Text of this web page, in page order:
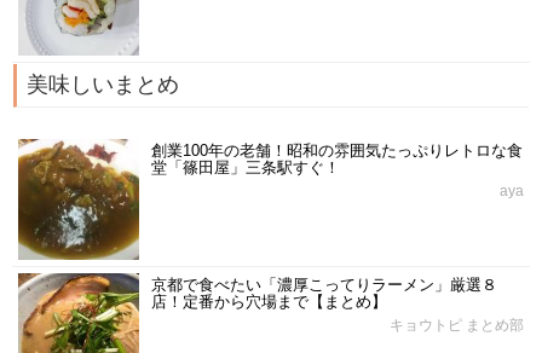
美味しいまとめ
創業100年の老舗！昭和の雰囲気たっぷりレトロな食
堂「篠田屋」三条駅すぐ！
aya
京都で食べたい「濃厚こってりラーメン」厳選８
店！定番から穴場まで【まとめ】
キョウトピ まとめ部